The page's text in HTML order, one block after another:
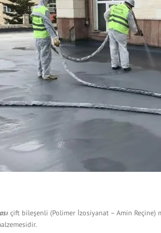
çift bileşenli (Polimer İzosiyanat – Amin Reçine)